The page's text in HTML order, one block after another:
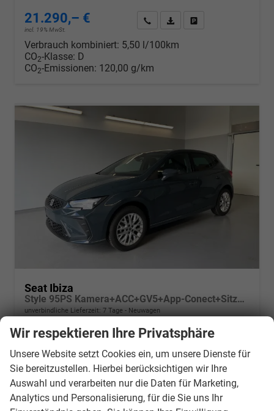
21.290,– €
incl. 19% MwSt.
Wir rufen Sie anPDF-Datei, Fahrzeugexposé
Verbrauch kombiniert: 5,50 l/100km
CO2-Klasse: D
CO2-Emissionen: 120,00 g/km
Seat Ibiza
Style 95PS Kamera+ACC+GV5+App-Conect+Sitzheizung+ParkPilot hinten
unverbindliche Lieferzeit: 7 Tage Neuwagen
Fahrzeugnr. 21080 Getriebe Schalt. 5-Gang
Kraftstoff
Benzin Außenfarbe
[9K9K] Fiord Blau
Leistung 70 kW (95 PS) Kilometerstand 20 km
21.290,– €
incl. 19% MwSt.
Wir respektieren Ihre Privatsphäre
Unsere Website setzt Cookies ein, um unsere Dienste für
Sie bereitzustellen. Hierbei berücksichtigen wir Ihre
Auswahl und verarbeiten nur die Daten für Marketing,
Analytics und Personalisierung, für die Sie uns Ihr